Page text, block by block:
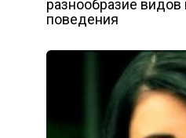
разнообразие видов
поведения